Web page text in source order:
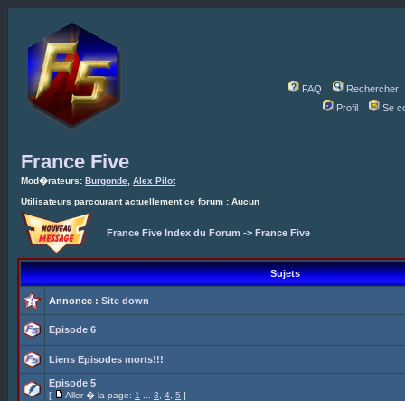
FAQ
Rechercher
Profil
Se
France Five
Mod�rateurs: Burgonde Alex Pilot
Utilisateurs parcourant actuellement ce forum : Aucun
France Five Index du Forum -> France Five
Sujets
Annonce : Site down
Episode 6
Liens Episodes morts!!!
Episode 5
[ Aller � la page: 1 3 4 5 ]